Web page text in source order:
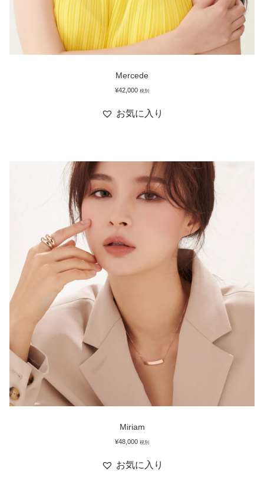
Mercede
¥42,000 税別
お気に入り
Miriam
¥48,000 税別
お気に入り